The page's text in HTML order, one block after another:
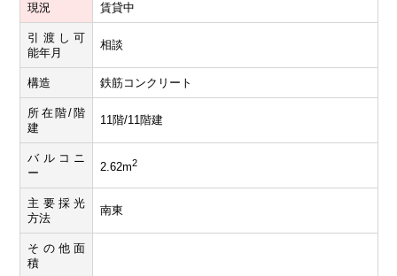
現況 賃貸中
引渡し可
能年月
相談
構造 鉄筋コンクリート
所在階/階
建
11階/11階建
バルコニ
ー
2.62m2
主要採光
方法
南東
その他面
積